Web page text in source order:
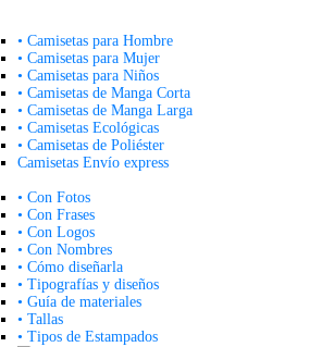
• Camisetas para Hombre
• Camisetas para Mujer
• Camisetas para Niños
• Camisetas de Manga Corta
• Camisetas de Manga Larga
• Camisetas Ecológicas
• Camisetas de Poliéster
Camisetas Envío express
• Con Fotos
• Con Frases
• Con Logos
• Con Nombres
• Cómo diseñarla
• Tipografías y diseños
• Guía de materiales
• Tallas
• Tipos de Estampados